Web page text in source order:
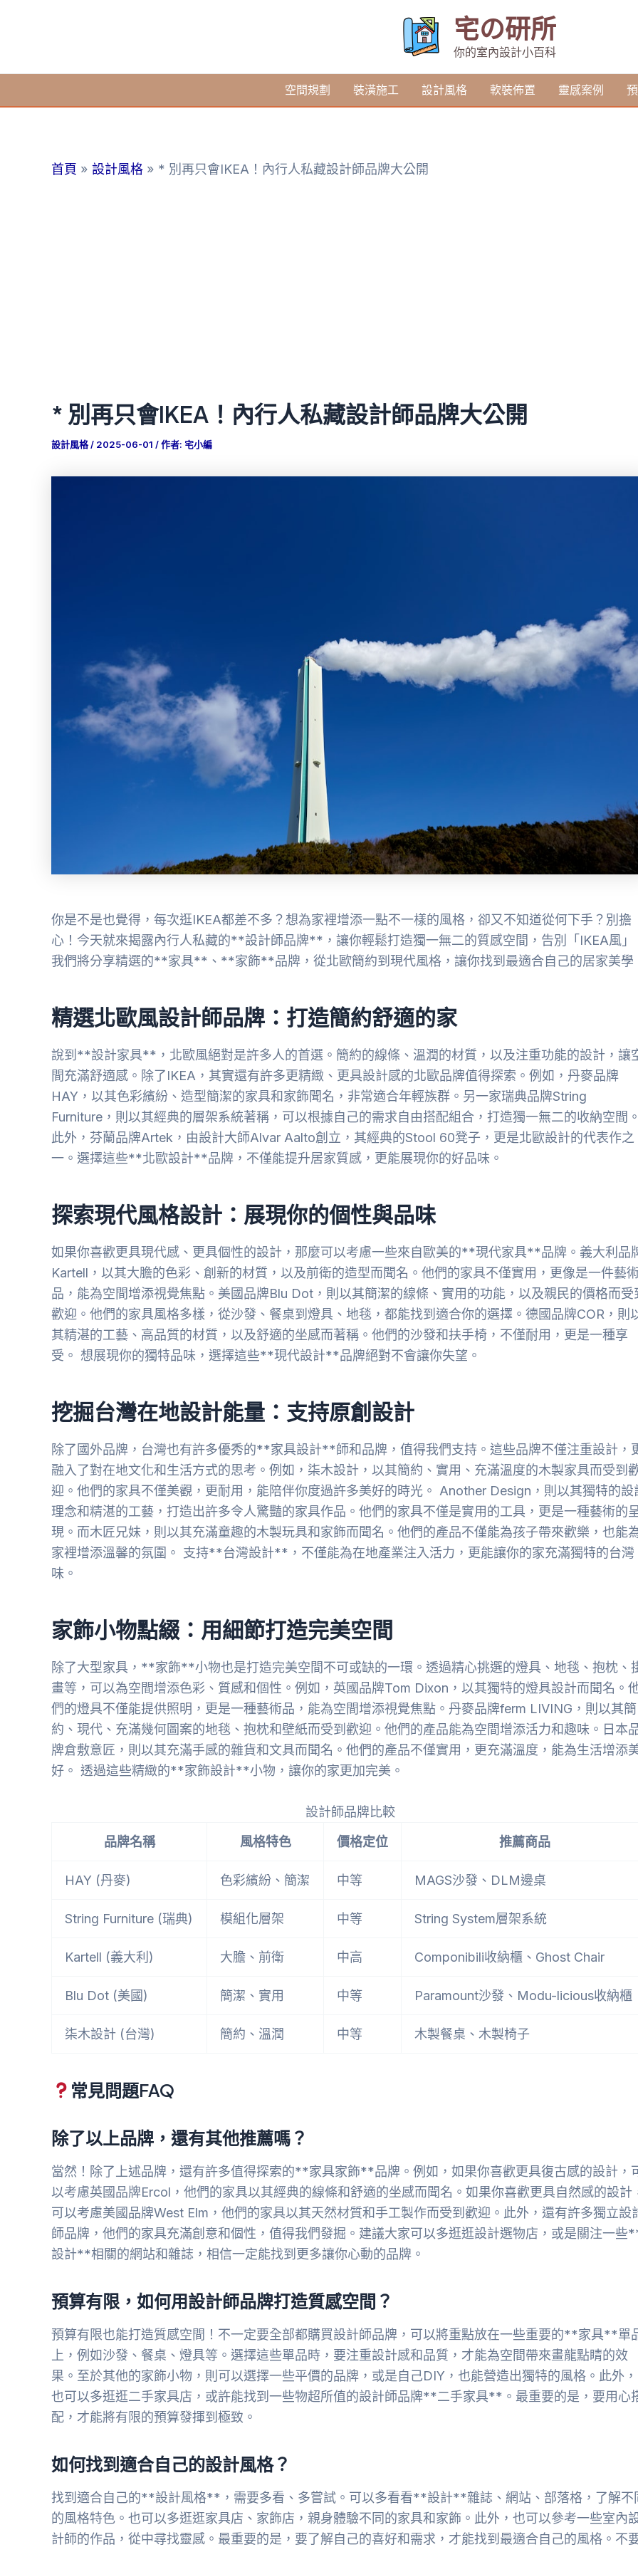
要
宅の研所
你的室內設計小百科
空間規劃 裝潢施工 設計風格 軟裝佈置 靈感案例
首頁 設計風格 * 別再只會IKEA！內行人私藏設計師品牌大公開
* 別再只會IKEA！內行人私藏設計師品牌大公開
設計風格/ 2025-06-01 / 作者: 宅小編
你是不是也覺得，每次逛IKEA都差不多？想為家裡增添一點不一樣的風格，卻又不知道從何下手？別擔
心！今天就來揭露內行人私藏的**設計師品牌**，讓你輕鬆打造獨一無二的質感空間，告別「IKEA風」
我們將分享精選的**家具**、**家飾**品牌，從北歐簡約到現代風格，讓你找到最適合自己的居家美學
精選北歐風設計師品牌：打造簡約舒適的家
說到**設計家具**，北歐風絕對是許多人的首選。簡約的線條、溫潤的材質，以及注重功能的設計，讓
間充滿舒適感。除了IKEA，其實還有許多更精緻、更具設計感的北歐品牌值得探索。例如，丹麥品牌
HAY，以其色彩繽紛、造型簡潔的家具和家飾聞名，非常適合年輕族群。另一家瑞典品牌String
Furniture，則以其經典的層架系統著稱，可以根據自己的需求自由搭配組合，打造獨一無二的收納空間。
此外，芬蘭品牌Artek，由設計大師Alvar Aalto創立，其經典的Stool 60凳子，更是北歐設計的代表作之
一。選擇這些**北歐設計**品牌，不僅能提升居家質感，更能展現你的好品味。
探索現代風格設計：展現你的個性與品味
如果你喜歡更具現代感、更具個性的設計，那麼可以考慮一些來自歐美的**現代家具**品牌。義大利品
Kartell，以其大膽的色彩、創新的材質，以及前衛的造型而聞名。他們的家具不僅實用，更像是一件藝
品，能為空間增添視覺焦點。美國品牌Blu Dot，則以其簡潔的線條、實用的功能，以及親民的價格而受
歡迎。他們的家具風格多樣，從沙發、餐桌到燈具、地毯，都能找到適合你的選擇。德國品牌COR，則
其精湛的工藝、高品質的材質，以及舒適的坐感而著稱。他們的沙發和扶手椅，不僅耐用，更是一種享
受。 想展現你的獨特品味，選擇這些**現代設計**品牌絕對不會讓你失望。
挖掘台灣在地設計能量：支持原創設計
除了國外品牌，台灣也有許多優秀的**家具設計**師和品牌，值得我們支持。這些品牌不僅注重設計，
融入了對在地文化和生活方式的思考。例如，柒木設計，以其簡約、實用、充滿溫度的木製家具而受到
迎。他們的家具不僅美觀，更耐用，能陪伴你度過許多美好的時光。 Another Design，則以其獨特的設
理念和精湛的工藝，打造出許多令人驚豔的家具作品。他們的家具不僅是實用的工具，更是一種藝術的
現。而木匠兄妹，則以其充滿童趣的木製玩具和家飾而聞名。他們的產品不僅能為孩子帶來歡樂，也能
家裡增添溫馨的氛圍。 支持**台灣設計**，不僅能為在地產業注入活力，更能讓你的家充滿獨特的台灣
味。
家飾小物點綴：用細節打造完美空間
除了大型家具，**家飾**小物也是打造完美空間不可或缺的一環。透過精心挑選的燈具、地毯、抱枕、
畫等，可以為空間增添色彩、質感和個性。例如，英國品牌Tom Dixon，以其獨特的燈具設計而聞名。
們的燈具不僅能提供照明，更是一種藝術品，能為空間增添視覺焦點。丹麥品牌ferm LIVING，則以其簡
約、現代、充滿幾何圖案的地毯、抱枕和壁紙而受到歡迎。他們的產品能為空間增添活力和趣味。日本
牌倉敷意匠，則以其充滿手感的雜貨和文具而聞名。他們的產品不僅實用，更充滿溫度，能為生活增添
好。 透過這些精緻的**家飾設計**小物，讓你的家更加完美。
設計師品牌比較
品牌名稱
風格特色 價格定位 推薦商品
HAY (丹麥) 色彩繽紛、簡潔 中等 MAGS沙發、DLM邊桌
String Furniture (瑞典) 模組化層架 中等 String System層架系統
Kartell (義大利) 大膽、前衛 中高 Componibili收納櫃、Ghost Chair
Blu Dot (美國) 簡潔、實用 中等 Paramount沙發、Modu-licious收納櫃
柒木設計 (台灣) 簡約、溫潤 中等 木製餐桌、木製椅子
常見問題FAQ
除了以上品牌，還有其他推薦嗎？
當然！除了上述品牌，還有許多值得探索的**家具家飾**品牌。例如，如果你喜歡更具復古感的設計，
以考慮英國品牌Ercol，他們的家具以其經典的線條和舒適的坐感而聞名。如果你喜歡更具自然感的設計
可以考慮美國品牌West Elm，他們的家具以其天然材質和手工製作而受到歡迎。此外，還有許多獨立設
師品牌，他們的家具充滿創意和個性，值得我們發掘。建議大家可以多逛逛設計選物店，或是關注一些
設計**相關的網站和雜誌，相信一定能找到更多讓你心動的品牌。
預算有限，如何用設計師品牌打造質感空間？
預算有限也能打造質感空間！不一定要全部都購買設計師品牌，可以將重點放在一些重要的**家具**單
上，例如沙發、餐桌、燈具等。選擇這些單品時，要注重設計感和品質，才能為空間帶來畫龍點睛的效
果。至於其他的家飾小物，則可以選擇一些平價的品牌，或是自己DIY，也能營造出獨特的風格。此外，
也可以多逛逛二手家具店，或許能找到一些物超所值的設計師品牌**二手家具**。最重要的是，要用心
配，才能將有限的預算發揮到極致。
如何找到適合自己的設計風格？
找到適合自己的**設計風格**，需要多看、多嘗試。可以多看看**設計**雜誌、網站、部落格，了解不
的風格特色。也可以多逛逛家具店、家飾店，親身體驗不同的家具和家飾。此外，也可以參考一些室內
計師的作品，從中尋找靈感。最重要的是，要了解自己的喜好和需求，才能找到最適合自己的風格。不